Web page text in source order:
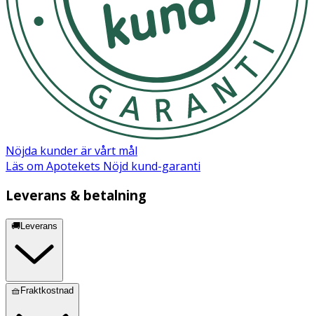
Ja
Nöjda kunder är vårt mål
Läs om Apotekets Nöjd kund-garanti
Leverans & betalning
🚚Leverans
🧺Fraktkostnad